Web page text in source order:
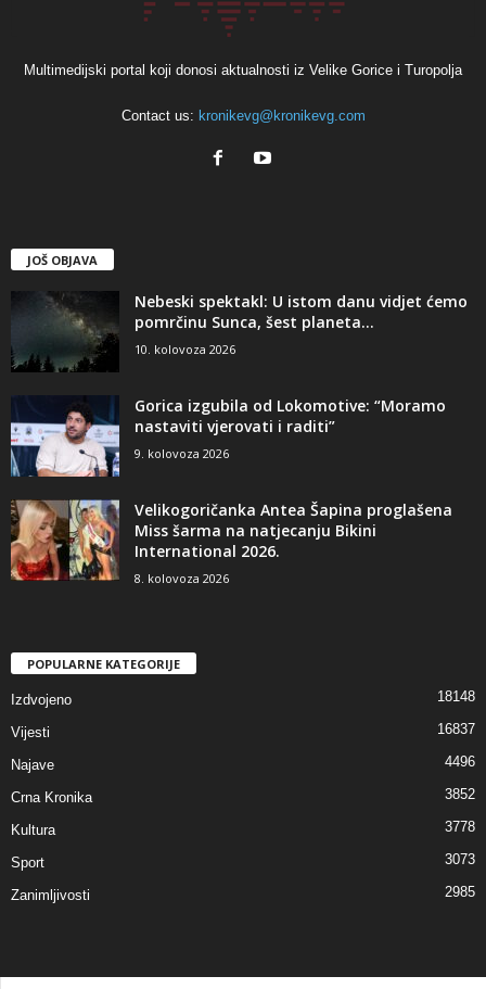
Multimedijski portal koji donosi aktualnosti iz Velike Gorice i Turopolja
Contact us: kronikevg@kronikevg.com
JOŠ OBJAVA
Nebeski spektakl: U istom danu vidjet ćemo
pomrčinu Sunca, šest planeta...
10. kolovoza 2026
Gorica izgubila od Lokomotive: “Moramo
nastaviti vjerovati i raditi”
9. kolovoza 2026
Velikogoričanka Antea Šapina proglašena
Miss šarma na natjecanju Bikini
International 2026.
8. kolovoza 2026
POPULARNE KATEGORIJE
Izdvojeno 18148
Vijesti 16837
Najave 4496
Crna Kronika 3852
Kultura 3778
Sport 3073
Zanimljivosti 2985